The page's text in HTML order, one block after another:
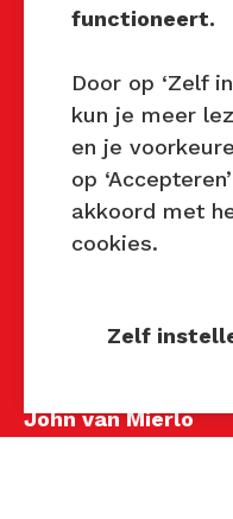
Mocht u interesse
te organiseren of
vragen over dit
neem dan contact
via de gegevens.
Privacy Beleid
John van Mierlo
functioneert.
Door op ‘Zelf
kun je meer
en je
op
akkoord met
cookies.
Zelf